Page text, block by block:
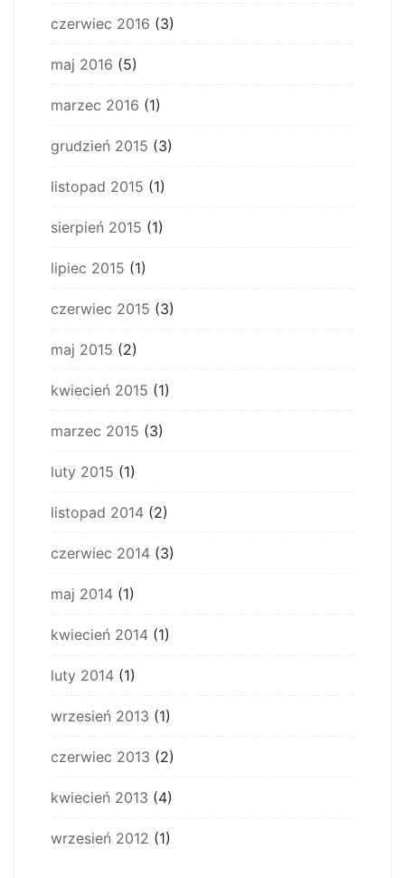
czerwiec 2016 (3)
maj 2016 (5)
marzec 2016 (1)
grudzień 2015 (3)
listopad 2015 (1)
sierpień 2015 (1)
lipiec 2015 (1)
czerwiec 2015 (3)
maj 2015 (2)
kwiecień 2015 (1)
marzec 2015 (3)
luty 2015 (1)
listopad 2014 (2)
czerwiec 2014 (3)
maj 2014 (1)
kwiecień 2014 (1)
luty 2014 (1)
wrzesień 2013 (1)
czerwiec 2013 (2)
kwiecień 2013 (4)
wrzesień 2012 (1)